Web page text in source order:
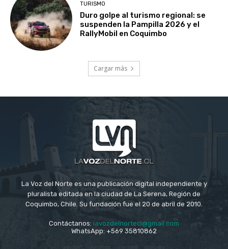
TURISMO
Duro golpe al turismo regional: se
suspenden la Pampilla 2026 y el
RallyMobil en Coquimbo
Cargar más
La Voz del Norte es una publicación digital independiente y
pluralista editada en la ciudad de La Serena, Región de
Coquimbo, Chile. Su fundación fue el 20 de abril de 2010.
Contáctanos: lavozdelnortecl@gmail.com
WhatsApp: +569 35810862